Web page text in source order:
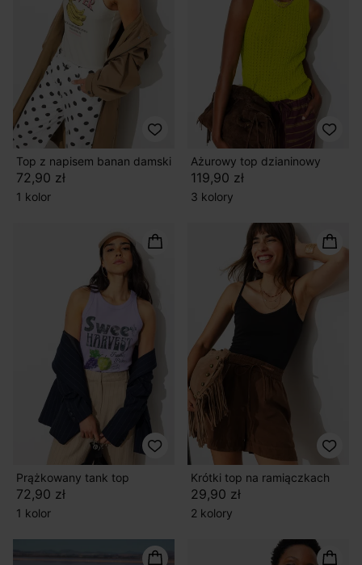
Top z napisem banan damski
72,90 zł
1 kolor
Ażurowy top dzianinowy
119,90 zł
3 kolory
Prążkowany tank top
72,90 zł
1 kolor
Krótki top na ramiączkach
29,90 zł
2 kolory